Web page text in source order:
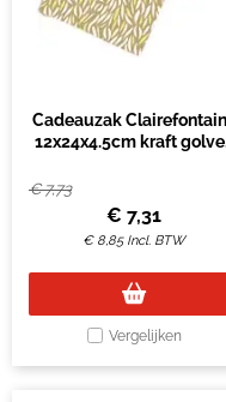
Cadeauzak
12x24x4.5cm kraft
€7,73
€ 7,31
€ 8,85 Incl. BTW
Vergelijken